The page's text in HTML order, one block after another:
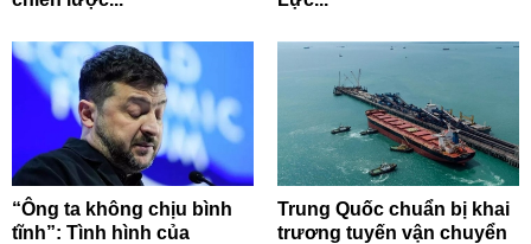
“Ông ta không chịu bình
tĩnh”: Tình hình của
Trung Quốc chuẩn bị khai
trương tuyến vận chuyển